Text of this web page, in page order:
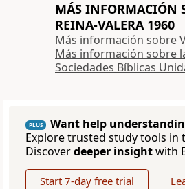
MÁS INFORMACIÓN
REINA-VALERA 1960
Más información sobre
Más información sobre
Sociedades Bíblicas
PLUS
Want help
Explore trusted study tools in
Discoverdeeper insightwith
Start 7-day free trial